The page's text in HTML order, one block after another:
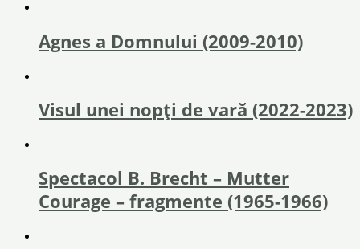
Agnes a Domnului (2009-2010)
Visul unei nopți de vară (2022-2023)
Spectacol B. Brecht – Mutter
Courage – fragmente (1965-1966)